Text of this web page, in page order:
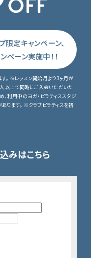
OFF
限定キャンペーン、
ペーン実施中！！
。 ※レッスン開始月より3ヶ月が
以上で同時にご入会いただいた
利用中のヨガ・ピラティススタジ
ります。 ※クラブピラティスを初
みはこちら